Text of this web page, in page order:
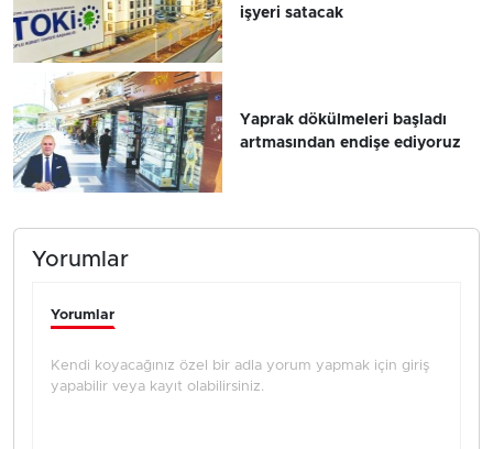
işyeri satacak
Yaprak dökülmeleri başladı
artmasından endişe ediyoruz
Yorumlar
Yorumlar
Kendi koyacağınız özel bir adla yorum yapmak için giriş
yapabilir veya kayıt olabilirsiniz.